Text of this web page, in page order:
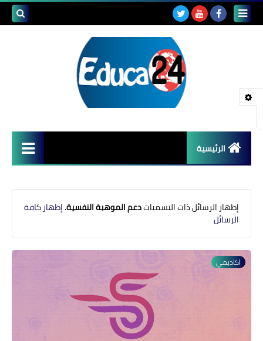
الرئيسية
قضايا تربوية
مشاكل التعليم
منوعات إخبارية
مواضيع تربوية
وثائق تربوية
‏إظهار الرسائل ذات التسمياتدعم الموهبة النفسية.إظهار كافة
الرسائل
اكاديمي